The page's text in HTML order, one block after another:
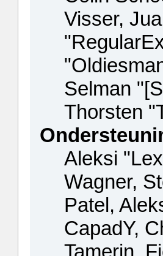
Visser,
Selman
Thorsten
Aleksi
Wagner,
Patel,
CapadY,